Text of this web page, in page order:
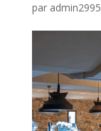
par admin2995